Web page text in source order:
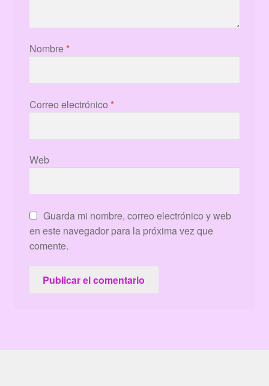
Nombre*
Correo electrónico *
Web
Guarda mi nombre, correo electrónico y web
en este navegador para la próxima vez que
comente.